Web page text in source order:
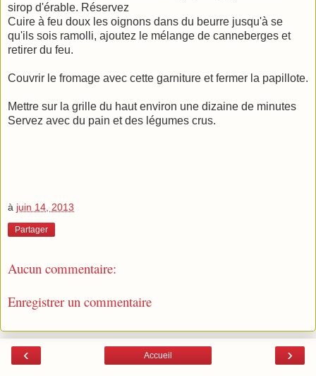
sirop d'érable. Réservez
Cuire à feu doux les oignons dans du beurre jusqu'à se
qu'ils sois ramolli, ajoutez le mélange de canneberges et
retirer du feu.
Couvrir le fromage avec cette garniture et fermer la papillote.
Mettre sur la grille du haut environ une dizaine de minutes
Servez avec du pain et des légumes crus.
à juin 14, 2013
Partager
Aucun commentaire:
Enregistrer un commentaire
‹ ›
Accueil